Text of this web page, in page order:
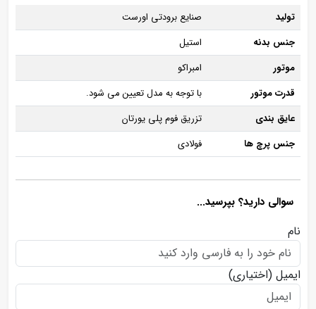
تولید
صنایع برودتی اورست
جنس بدنه
استیل
موتور
امبراکو
قدرت موتور
با توجه به مدل تعیین می شود.
عایق بندی
تزریق فوم پلی یورتان
جنس پرچ ها
فولادی
سوالی دارید؟ بپرسید...
نام
ایمیل (اختیاری)